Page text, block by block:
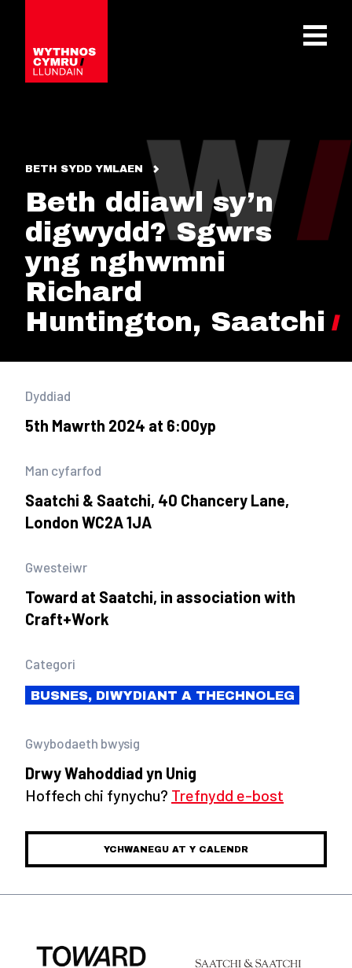
OPEN
BETH SYDD YMLAEN
Beth ddiawl sy’n
digwydd? Sgwrs
yng nghwmni
Richard
Huntington, Saatchi
Dyddiad
5th Mawrth 2024 at 6:00yp
Man cyfarfod
Saatchi & Saatchi, 40 Chancery Lane,
London WC2A 1JA
Gwesteiwr
Toward at Saatchi, in association with
Craft+Work
Categori
BUSNES, DIWYDIANT A THECHNOLEG
Gwybodaeth bwysig
Drwy Wahoddiad yn Unig
Hoffech chi fynychu? Trefnydd e-bost
YCHWANEGU AT Y CALENDR